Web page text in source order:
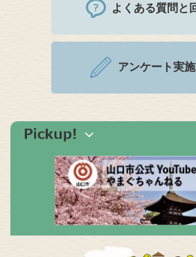
よくある質問と
アンケート実